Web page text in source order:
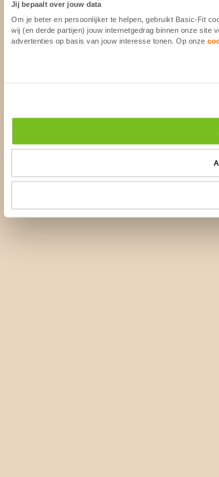
Jij bepaalt over jouw data
Om je beter en persoonlijker te helpen, gebruikt Basic-Fit
wij (en derde partijen) jouw internetgedrag binnen onze site
advertenties op basis van jouw interesse tonen. Op onze